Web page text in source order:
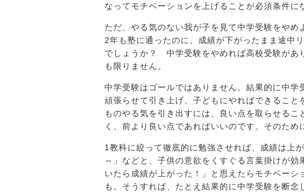
なってモチベーションを上げることが必須条件に
ただ、やる気のない我が子を見て中学受験をや
2年も塾に通ったのに、成績が下がったまま途中
でしょうか？ 中学受験をやめれば高校受験があ
も限りません。
中学受験はゴールではありません。結果的に中
頑張らせて引き上げ、子どもにやればできるこ
ものやる気を引き出すには、良い点を取らせる
く、前より良い点であればいいのです。そのため
1教科に絞って徹底的に勉強させれば、成績は上
～」などと、子供の意欲をくすぐる言葉掛けが
いたら成績が上がった！」と思えたらモチベー
も。そうすれば、たとえ結果的に中学受験を断念